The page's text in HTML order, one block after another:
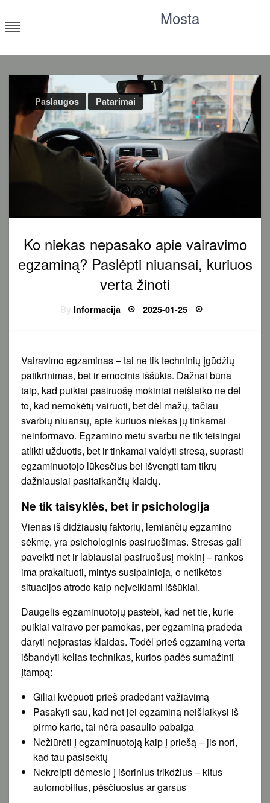
to
content
Mosta
Paslaugos Patarimai
Ko niekas nepasako apie vairavimo
egzaminą? Paslėpti niuansai, kuriuos
verta žinoti
Informacija Posted
on
2025-01-25
Vairavimo egzaminas – tai ne tik techninių įgūdžių
patikrinimas, bet ir emocinis iššūkis. Dažnai būna
taip, kad puikiai pasiruošę mokiniai neišlaiko ne dėl
to, kad nemokėtų vairuoti, bet dėl mažų, tačiau
svarbių niuansų, apie kuriuos niekas jų tinkamai
neinformavo. Egzamino metu svarbu ne tik teisingai
atlikti užduotis, bet ir tinkamai valdyti stresą, suprasti
egzaminuotojo lūkesčius bei išvengti tam tikrų
dažniausiai pasitaikančių klaidų.
Ne tik taisyklės, bet ir psichologija
Vienas iš didžiausių faktorių, lemiančių egzamino
sėkmę, yra psichologinis pasiruošimas. Stresas gali
paveikti net ir labiausiai pasiruošusį mokinį – rankos
ima prakaituoti, mintys susipainioja, o netikėtos
situacijos atrodo kaip neįveikiami iššūkiai.
Daugelis egzaminuotojų pastebi, kad net tie, kurie
puikiai vairavo per pamokas, per egzaminą pradeda
daryti neįprastas klaidas. Todėl prieš egzaminą verta
išbandyti kelias technikas, kurios padės sumažinti
įtampą:
Giliai kvėpuoti prieš pradedant važiavimą
Pasakyti sau, kad net jei egzaminą neišlaikysi iš
pirmo karto, tai nėra pasaulio pabaiga
Nežiūrėti į egzaminuotoją kaip į priešą – jis nori,
kad tau pasisektų
Nekreipti dėmesio į išorinius trikdžius – kitus
automobilius, pėsčiuosius ar garsus